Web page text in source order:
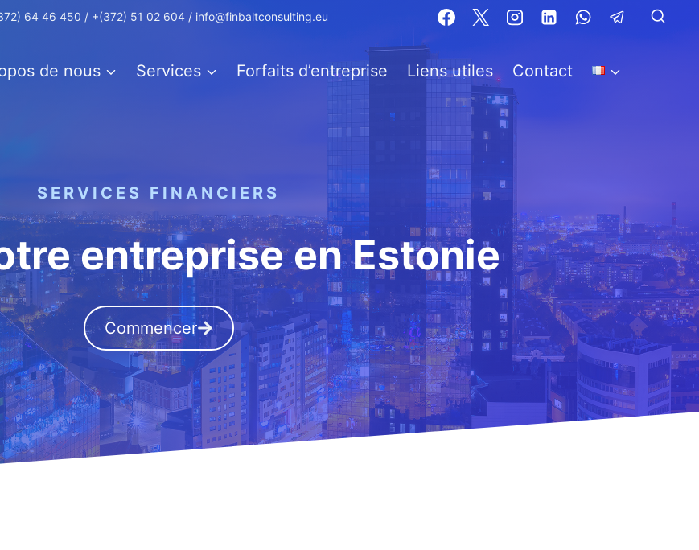
64 46 450 / +(372) 51 02 604 / info@finbaltconsulting.eu
de nous Services Forfaits d’entreprise Liens utiles Contact
SERVICES FINANCIERS
entreprise en Estonie
Commencer